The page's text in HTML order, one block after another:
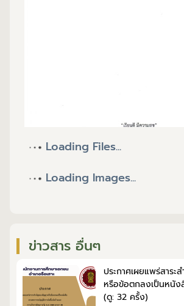
Loading Files...
Loading Images...
ข่าวสาร อื่นๆ
ประกาศเผยแพร่สาร
หรือข้อตกลงเป็นหนัง
(ดู: 32 ครั้ง)